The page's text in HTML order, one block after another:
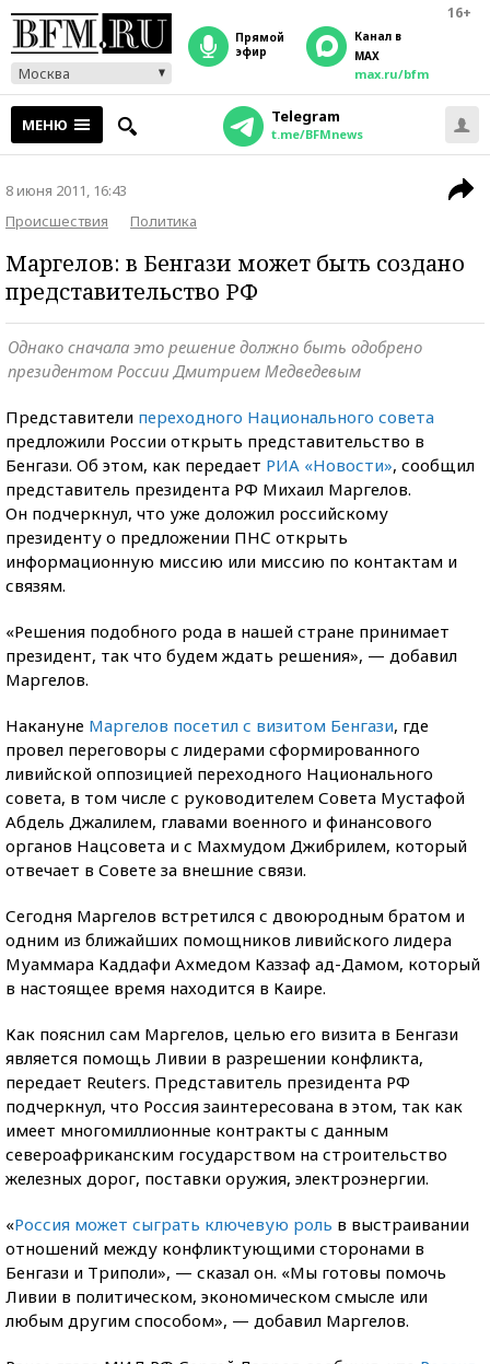
16+
Москва
прямой
эфир
Канал в
MAX
max.ru/bfm
МЕНЮ Telegram
t.me/BFMnews
8 июня 2011, 16:43
Происшествия
Политика
Маргелов: в Бенгази может быть создано
представительство РФ
Однако сначала это решение должно быть одобрено
президентом России Дмитрием Медведевым
Представители переходного Национального совета
предложили России открыть представительство в
Бенгази. Об этом, как передает РИА «Новости», сообщил
представитель президента РФ Михаил Маргелов.
Он подчеркнул, что уже доложил российскому
президенту о предложении ПНС открыть
информационную миссию или миссию по контактам и
связям.
«Решения подобного рода в нашей стране принимает
президент, так что будем ждать решения», — добавил
Маргелов.
Накануне Маргелов посетил с визитом Бенгази, где
провел переговоры с лидерами сформированного
ливийской оппозицией переходного Национального
совета, в том числе с руководителем Совета Мустафой
Абдель Джалилем, главами военного и финансового
органов Нацсовета и с Махмудом Джибрилем, который
отвечает в Совете за внешние связи.
Сегодня Маргелов встретился с двоюродным братом и
одним из ближайших помощников ливийского лидера
Муаммара Каддафи Ахмедом Каззаф ад-Дамом, который
в настоящее время находится в Каире.
Как пояснил сам Маргелов, целью его визита в Бенгази
является помощь Ливии в разрешении конфликта,
передает Reuters. Представитель президента РФ
подчеркнул, что Россия заинтересована в этом, так как
имеет многомиллионные контракты с данным
североафриканским государством на строительство
железных дорог, поставки оружия, электроэнергии.
«Россия может сыграть ключевую роль в выстраивании
отношений между конфликтующими сторонами в
Бенгази и Триполи», — сказал он. «Мы готовы помочь
Ливии в политическом, экономическом смысле или
любым другим способом», — добавил Маргелов.